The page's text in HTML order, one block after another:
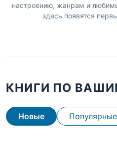
настроению, жанрам и
здесь появятся
КНИГИ ПО
Новые Популярные